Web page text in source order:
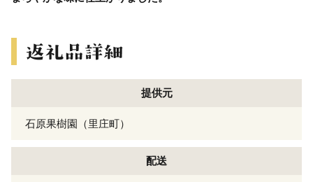
提供元
石原果樹園（里庄町）
配送